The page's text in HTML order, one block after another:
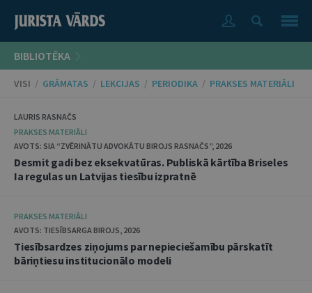
BIBLIOTĒKA
VISI / GRĀMATAS / LEKCIJAS / PERIODIKA / PRAKSES MATERIĀLI
LAURIS RASNAČS
PRAKSES MATERIĀLI
AVOTS: SIA “ZVĒRINĀTU ADVOKĀTU BIROJS RASNAČS”, 2026
Desmit gadi bez eksekvatūras. Publiskā kārtība Briseles
Ia regulas un Latvijas tiesību izpratnē
PRAKSES MATERIĀLI
AVOTS: TIESĪBSARGA BIROJS, 2026
Tiesībsardzes ziņojums par nepieciešamību pārskatīt
bāriņtiesu institucionālo modeli